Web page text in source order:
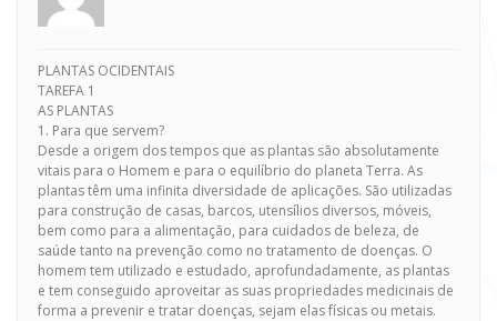
PLANTAS OCIDENTAIS
TAREFA 1
AS PLANTAS
1. Para que servem?
Desde a origem dos tempos que as plantas são absolutamente
vitais para o Homem e para o equilíbrio do planeta Terra. As
plantas têm uma infinita diversidade de aplicações. São utilizadas
para construção de casas, barcos, utensílios diversos, móveis,
bem como para a alimentação, para cuidados de beleza, de
saúde tanto na prevenção como no tratamento de doenças. O
homem tem utilizado e estudado, aprofundadamente, as plantas
e tem conseguido aproveitar as suas propriedades medicinais de
forma a prevenir e tratar doenças, sejam elas físicas ou metais.